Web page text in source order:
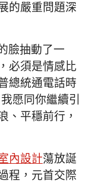
的嚴重問題深
臉抽動了一
必須是情感比
總統通電話時
愿同你繼續引
、平穩前行，
內設計蕩放誕
程，元首交際